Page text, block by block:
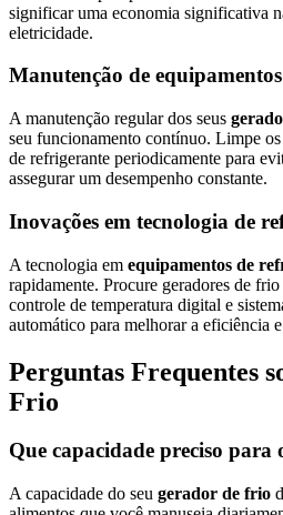
significar uma economia significativa
eletricidade.
Manutenção de
A manutenção regular dos seus
seu funcionamento contínuo. Limpe
de refrigerante periodicamente para
assegurar um desempenho constante.
Inovações em tecnologia de
A tecnologia em equipamentos de
rapidamente. Procure geradores de
controle de temperatura digital e
automático para melhorar a eficiência
Perguntas Frequentes
Frio
Que capacidade preciso para
A capacidade do seu gerador de frio